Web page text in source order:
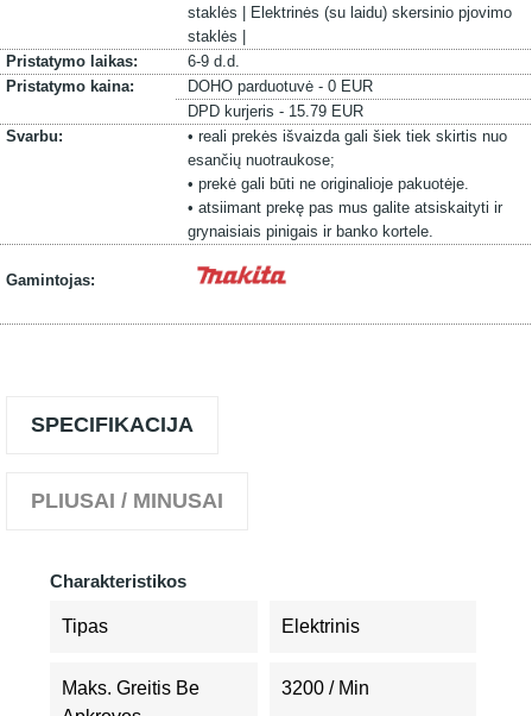
staklės |
Elektrinės (su laidu) skersinio pjovimo
staklės |
Pristatymo laikas:
6-9 d.d.
Pristatymo kaina:
DOHO parduotuvė - 0 EUR
DPD kurjeris - 15.79 EUR
Svarbu:
• reali prekės išvaizda gali šiek tiek skirtis nuo
esančių nuotraukose;
• prekė gali būti ne originalioje pakuotėje.
• atsiimant prekę pas mus galite atsiskaityti ir
grynaisiais pinigais ir banko kortele.
Gamintojas:
SPECIFIKACIJA
PLIUSAI / MINUSAI
Charakteristikos
Tipas Elektrinis
Maks. Greitis Be
3200 / Min